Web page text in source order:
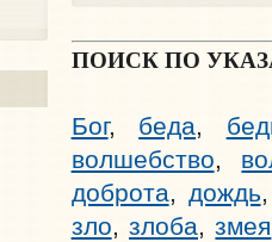
ПОИСК ПО
Бог, беда,
волшебство,
доброта, дождь
зло, злоба,змея